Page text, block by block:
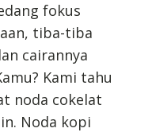
fokus
tiba-tiba
cairannya
Kami tahu
noda cokelat
Noda kopi